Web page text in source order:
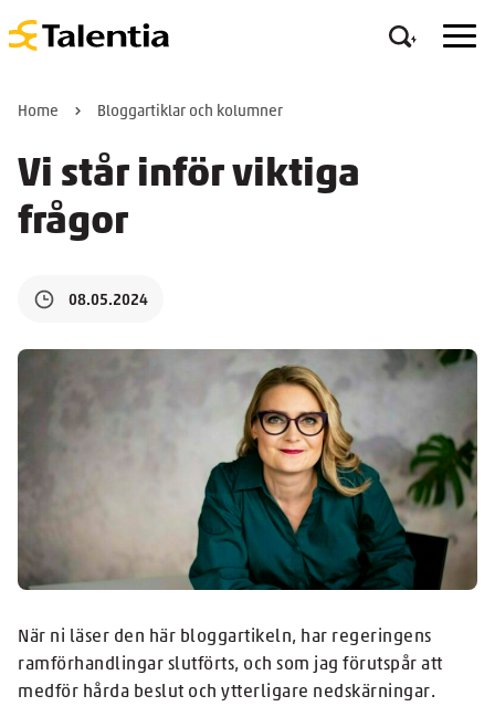
Home Bloggartiklar och kolumner
Vi står inför viktiga
frågor
08.05.2024
När ni läser den här bloggartikeln, har regeringens
ramförhandlingar slutförts, och som jag förutspår att
medför hårda beslut och ytterligare nedskärningar.